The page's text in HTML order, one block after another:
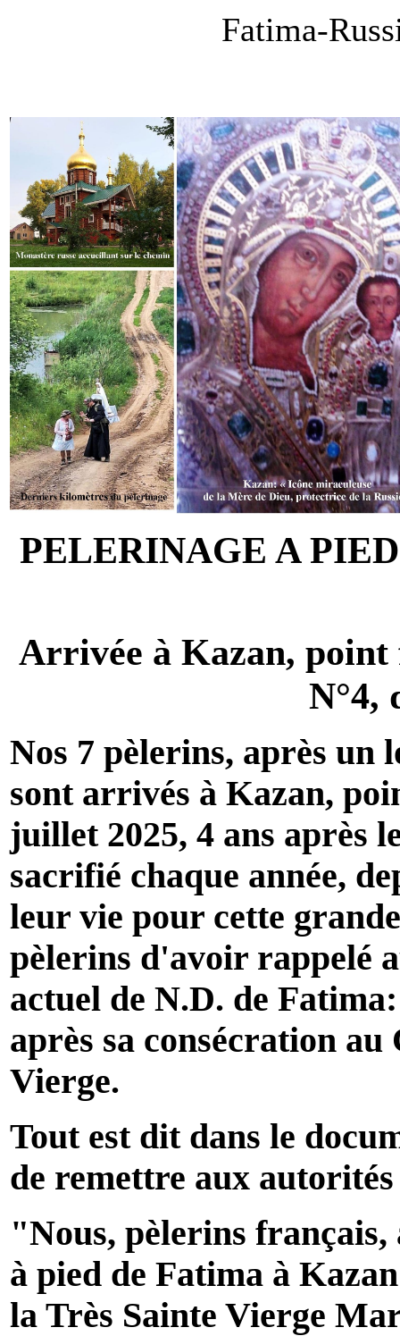
Fatima-
PELERINAGE A
Arrivée à Kazan,
N°4,
Nos 7 pèlerins, après un
sont arrivés à Kazan,
juillet 2025, 4 ans après
sacrifié chaque année,
leur vie pour cette
pèlerins d'avoir rappelé
actuel de N.D. de
après sa consécration
Vierge.
Tout est dit dans le
de remettre aux
"Nous, pèlerins
à pied de Fatima à
la Très Sainte Vierge